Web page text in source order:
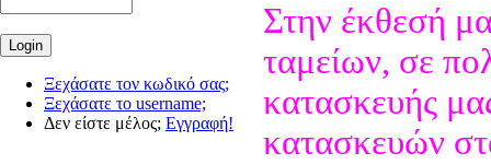
Ξεχάσατε τον κωδικό σας;
Ξεχάσατε το username;
Δεν είστε μέλος; Εγγραφή!
Στην έκθεσή
ταμείων, σε
κατασκευής
κατασκευών